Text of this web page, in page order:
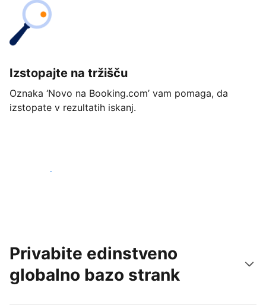
Izstopajte na tržišču
Oznaka ‘Novo na Booking.com’ vam pomaga, da
izstopate v rezultatih iskanj.
Začnite danes
Privabite edinstveno
globalno bazo strank